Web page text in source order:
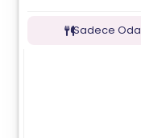
Sadece Oda